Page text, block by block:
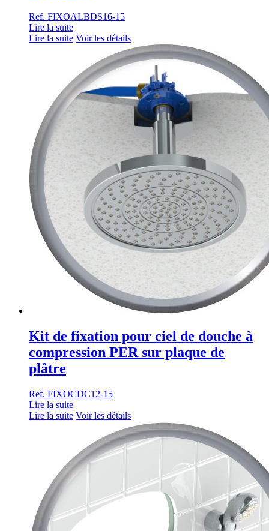
Ref. FIXOALBDS16-15
Lire la suite
Lire la suite Voir les détails
Kit de fixation pour ciel de douche à
compression PER sur plaque de
plâtre
Ref. FIXOCDC12-15
Lire la suite
Lire la suite Voir les détails